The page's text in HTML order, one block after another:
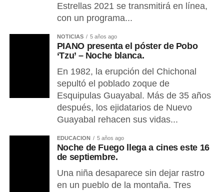
Estrellas 2021 se transmitirá en línea,
con un programa...
NOTICIAS 5 años ago
PIANO presenta el póster de Pobo
‘Tzu’ – Noche blanca.
En 1982, la erupción del Chichonal
sepultó el poblado zoque de
Esquipulas Guayabal. Más de 35 años
después, los ejidatarios de Nuevo
Guayabal rehacen sus vidas...
EDUCACIÓN 5 años ago
Noche de Fuego llega a cines este 16
de septiembre.
Una niña desaparece sin dejar rastro
en un pueblo de la montaña. Tres